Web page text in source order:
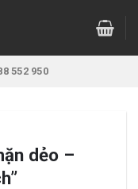
552 950
dẻo –